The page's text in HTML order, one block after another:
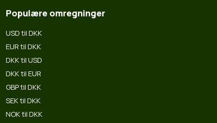
Populære omregninger
USD til DKK
EUR til DKK
DKK til USD
DKK til EUR
GBP til DKK
SEK til DKK
NOK til DKK